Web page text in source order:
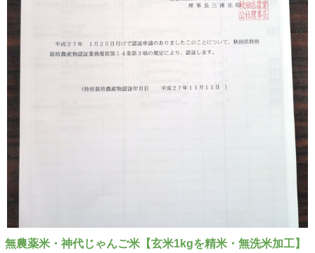
無農薬米・神代じゃんご米【玄米1kgを精米・無洗米加工】